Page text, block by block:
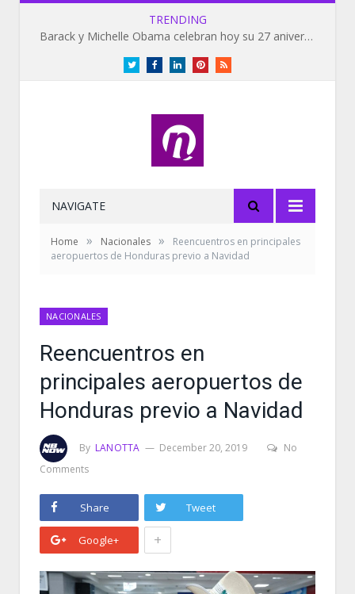
TRENDING
Barack y Michelle Obama celebran hoy su 27 aniversario de bodas
TwitterFacebookLinkedInPinterestRSS
NAVIGATE
Home » Nacionales »
Reencuentros en principales
aeropuertos de Honduras previo a Navidad
NACIONALES
Reencuentros en
principales aeropuertos de
Honduras previo a Navidad
By LANOTTA December 20, 2019
No
Comments
Share Tweet
Google+ +